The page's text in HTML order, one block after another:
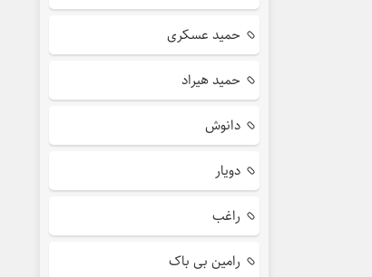
حمید عسکری
حمید هیراد
دانوش
دویار
راغب
رامین بی باک